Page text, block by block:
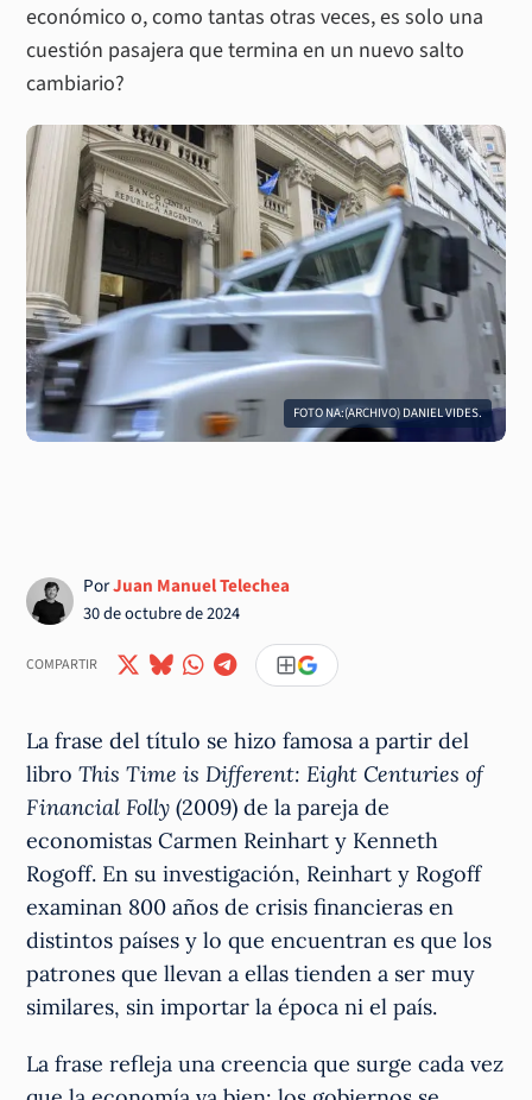
económico o, como tantas otras veces, es solo una
cuestión pasajera que termina en un nuevo salto
cambiario?
FOTO NA:(ARCHIVO) DANIEL VIDES.
PorJuan Manuel Telechea
30 de octubre de 2024
COMPARTIR
La frase del título se hizo famosa a partir del
libroThis Time is Different: Eight Centuries of
Financial Folly (2009) de la pareja de
economistas Carmen Reinhart y Kenneth
Rogoff. En su investigación, Reinhart y Rogoff
examinan 800 años de crisis financieras en
distintos países y lo que encuentran es que los
patrones que llevan a ellas tienden a ser muy
similares, sin importar la época ni el país.
La frase refleja una creencia que surge cada vez